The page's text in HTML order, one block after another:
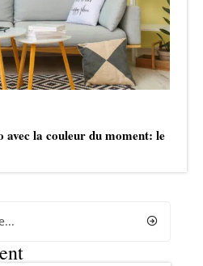
avec la couleur du moment: le